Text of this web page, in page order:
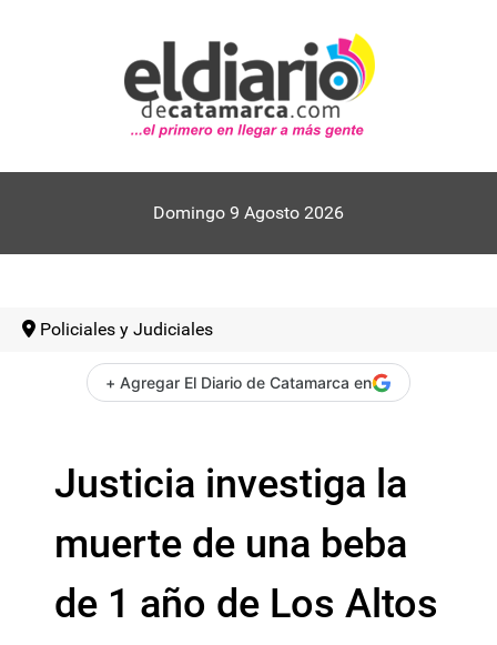
Domingo 9 Agosto 2026
Policiales y Judiciales
+ Agregar El Diario de Catamarca en
Justicia investiga la
muerte de una beba
de 1 año de Los Altos